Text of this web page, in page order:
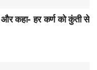
कहा- हर कर्ण को कुंती से